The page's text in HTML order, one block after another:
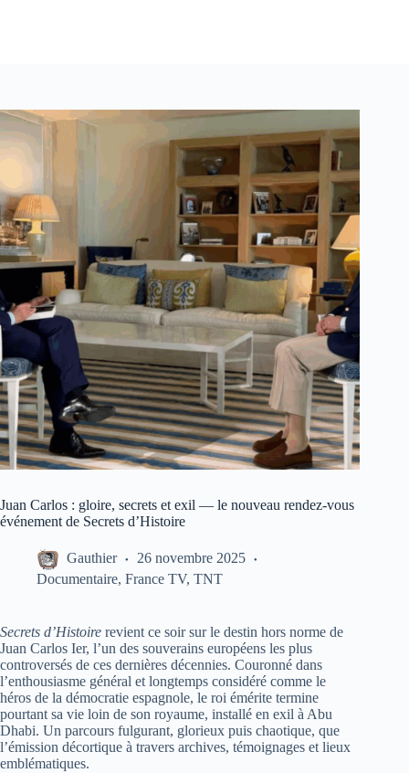
Juan Carlos : gloire, secrets et exil — le nouveau rendez-vous
événement de Secrets d’Histoire
Gauthier
26 novembre 2025
Documentaire, France TV, TNT
Secrets d’Histoire revient ce soir sur le destin hors norme de
Juan Carlos Ier, l’un des souverains européens les plus
controversés de ces dernières décennies. Couronné dans
l’enthousiasme général et longtemps considéré comme le
héros de la démocratie espagnole, le roi émérite termine
pourtant sa vie loin de son royaume, installé en exil à Abu
Dhabi. Un parcours fulgurant, glorieux puis chaotique, que
l’émission décortique à travers archives, témoignages et lieux
emblématiques.